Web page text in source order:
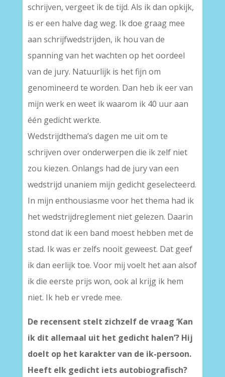
schrijven, vergeet ik de tijd. Als ik dan opkijk,
is er een halve dag weg. Ik doe graag mee
aan schrijfwedstrijden, ik hou van de
spanning van het wachten op het oordeel
van de jury. Natuurlijk is het fijn om
genomineerd te worden. Dan heb ik eer van
mijn werk en weet ik waarom ik 40 uur aan
één gedicht werkte.
Wedstrijdthema’s dagen me uit om te
schrijven over onderwerpen die ik zelf niet
zou kiezen. Onlangs had de jury van een
wedstrijd unaniem mijn gedicht geselecteerd.
In mijn enthousiasme voor het thema had ik
het wedstrijdreglement niet gelezen. Daarin
stond dat ik een band moest hebben met de
stad. Ik was er zelfs nooit geweest. Dat geef
ik dan eerlijk toe. Voor mij voelt het aan alsof
ik die eerste prijs won, ook al krijg ik hem
niet. Ik heb er vrede mee.
De recensent stelt zichzelf de vraag ‘Kan
ik dit allemaal uit het gedicht halen’? Hij
doelt op het karakter van de ik-persoon.
Heeft elk gedicht iets autobiografisch?